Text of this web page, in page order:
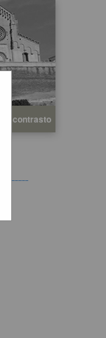
Alto contrasto